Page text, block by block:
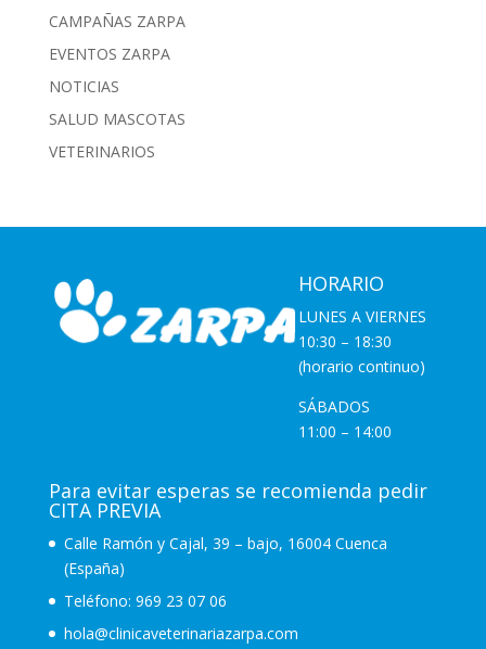
CAMPAÑAS ZARPA
EVENTOS ZARPA
NOTICIAS
SALUD MASCOTAS
VETERINARIOS
HORARIO
LUNES A VIERNES
10:30 – 18:30
(horario continuo)
SÁBADOS
11:00 – 14:00
Para evitar esperas se recomienda pedir
CITA PREVIA
Calle Ramón y Cajal, 39 – bajo, 16004 Cuenca
(España)
Teléfono: 969 23 07 06
hola@clinicaveterinariazarpa.com